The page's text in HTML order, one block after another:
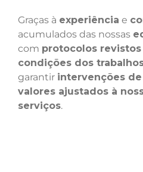
Graças à experiência e
acumulados das nossas
com protocolos
condições dos
garantir intervenções
valores ajustados à
serviços.